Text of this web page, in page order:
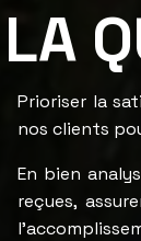
LA
Prioriser la
nos clients
En bien
reçues,